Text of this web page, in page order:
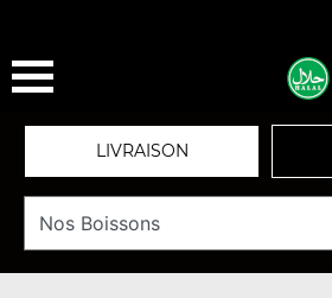
LIVRAISON